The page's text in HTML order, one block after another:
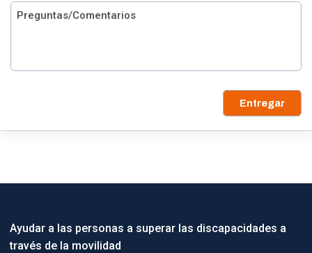
Entregar
Ayudar a las personas a superar las discapacidades a
través de la movilidad